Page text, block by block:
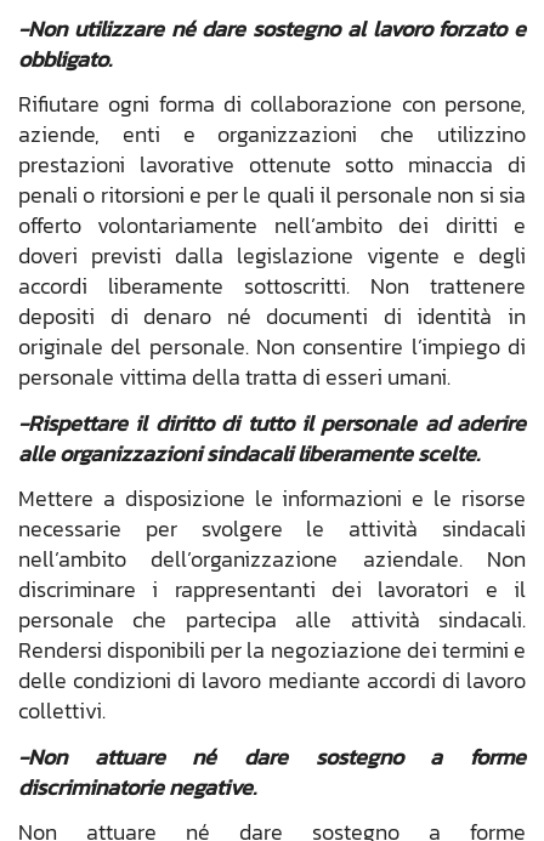
-Non utilizzare né dare sostegno al lavoro forzato e
obbligato.
Rifiutare ogni forma di collaborazione con persone,
aziende, enti e organizzazioni che utilizzino
prestazioni lavorative ottenute sotto minaccia di
penali o ritorsioni e per le quali il personale non si sia
offerto volontariamente nell’ambito dei diritti e
doveri previsti dalla legislazione vigente e degli
accordi liberamente sottoscritti. Non trattenere
depositi di denaro né documenti di identità in
originale del personale. Non consentire l’impiego di
personale vittima della tratta di esseri umani.
-Rispettare il diritto di tutto il personale ad aderire
alle organizzazioni sindacali liberamente scelte.
Mettere a disposizione le informazioni e le risorse
necessarie per svolgere le attività sindacali
nell’ambito dell’organizzazione aziendale. Non
discriminare i rappresentanti dei lavoratori e il
personale che partecipa alle attività sindacali.
Rendersi disponibili per la negoziazione dei termini e
delle condizioni di lavoro mediante accordi di lavoro
collettivi.
-Non attuare né dare sostegno a forme
discriminatorie negative.
Non attuare né dare sostegno a forme